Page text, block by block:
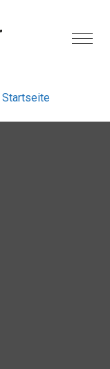
Startseite